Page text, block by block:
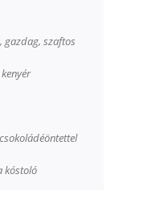
gazdag, szaftos
kóstoló